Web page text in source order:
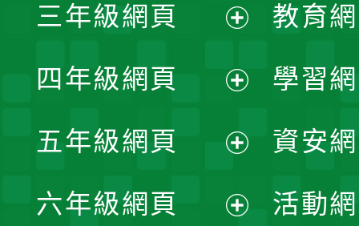
選
單
開
選
單
三年級網頁
開
選
單
四年級網頁
開
選
五年級網頁
六年級網頁
教育
學習
資安
活動